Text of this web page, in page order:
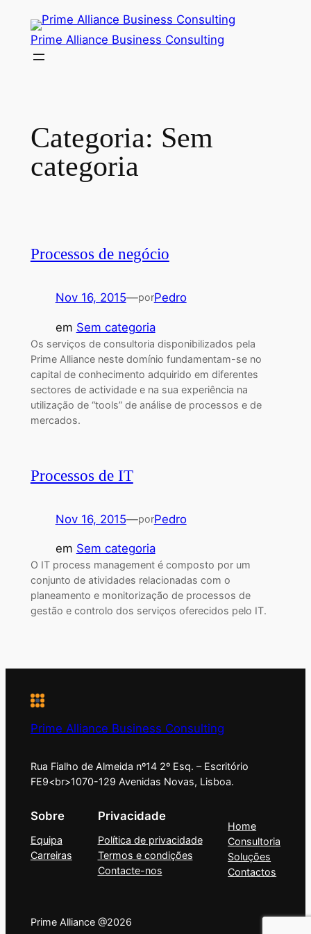
Prime Alliance Business Consulting
Categoria: Sem
categoria
Processos de negócio
Nov 16, 2015—porPedro
em Sem categoria
Os serviços de consultoria disponibilizados pela
Prime Alliance neste domínio fundamentam-se no
capital de conhecimento adquirido em diferentes
sectores de actividade e na sua experiência na
utilização de “tools” de análise de processos e de
mercados.
Processos de IT
Nov 16, 2015—porPedro
em Sem categoria
O IT process management é composto por um
conjunto de atividades relacionadas com o
planeamento e monitorização de processos de
gestão e controlo dos serviços oferecidos pelo IT.
Prime Alliance Business Consulting
Rua Fialho de Almeida nº14 2º Esq. – Escritório
FE9<br>1070-129 Avenidas Novas, Lisboa.
Sobre
Equipa
Carreiras
Privacidade
Política de privacidade
Termos e condições
Contacte-nos
Home
Consultoria
Soluções
Contactos
Prime Alliance @2026